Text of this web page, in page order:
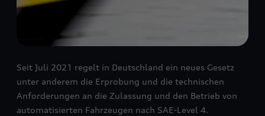
Seit Juli 2021 regelt in Deutschland ein neues Gesetz
unter anderem die Erprobung und die technischen
Anforderungen an die Zulassung und den Betrieb von
automatisierten Fahrzeugen nach SAE-Level 4.